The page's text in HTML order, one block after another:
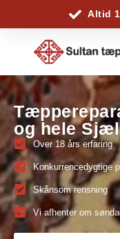
Altid
og hele
Over 18 års erfaring
Konkurrencedygtige
Skånsom rensning
Vi afhenter om